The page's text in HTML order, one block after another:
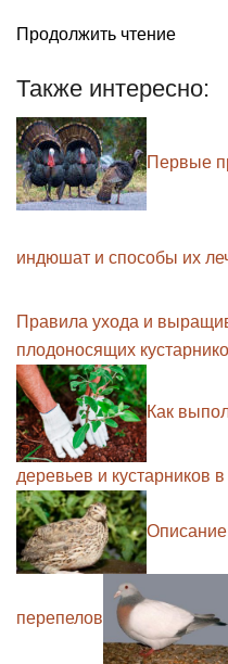
Продолжить чтение
Также интересно:
Первые
индюшат и способы их
Правила ухода и
плодоносящих
Как
деревьев и кустарников
перепелов